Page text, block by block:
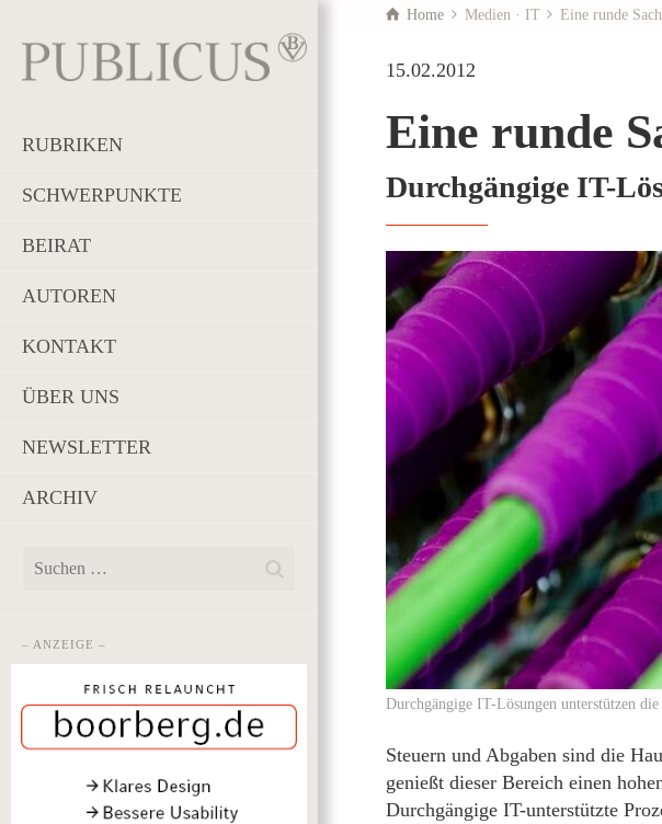
RUBRIKEN
SCHWERPUNKTE
BEIRAT
AUTOREN
KONTAKT
ÜBER UNS
NEWSLETTER
ARCHIV
– ANZEIGE –
Home Medien · IT Eine runde
15.02.2012
Eine runde
Durchgängige IT-
Durchgängige IT-Lösungen
Steuern und Abgaben sind die
genießt dieser Bereich einen
Durchgängige IT-unterstützte